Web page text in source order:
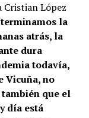
López
la
atrás, la
dura
todavía,
Vicuña, no
que el
día está